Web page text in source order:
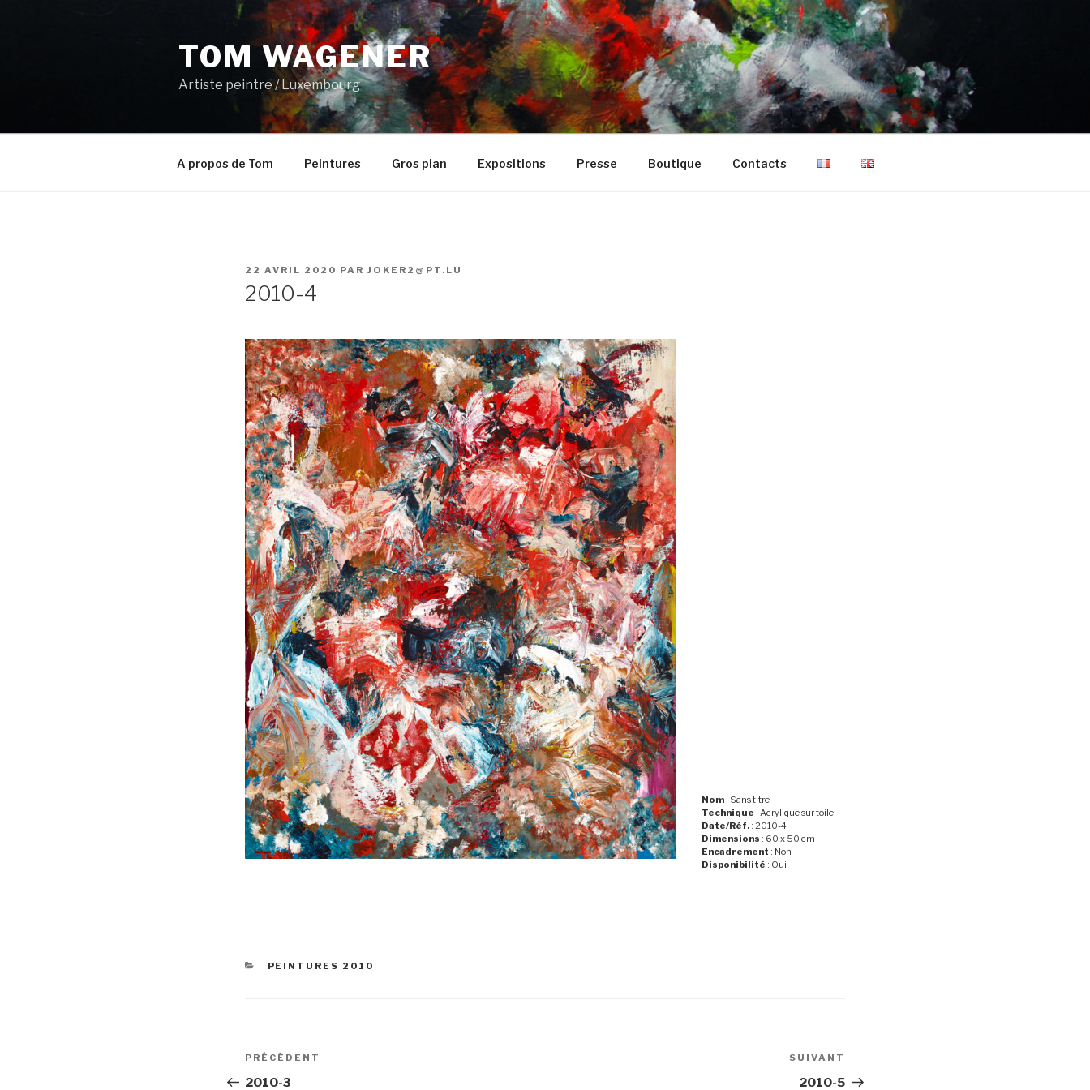
TOM WAGENER
Artiste peintre / Luxembourg
A propos de Tom Peintures Gros plan Expositions Presse Boutique Contacts
PUBLIÉ
22 AVRIL 2020 PAR JOKER2@PT.LU
2010-4
Nom : Sans titre
Technique : Acrylique sur toile
Date/Réf. : 2010-4
Dimensions : 60 x 50 cm
Encadrement : Non
Disponibilité : Oui
CATÉGORIES
PEINTURES 2010
Navigation
de
Article
précédent
PRÉCÉDENT
2010-3
suivant
SUIVANT
2010-5